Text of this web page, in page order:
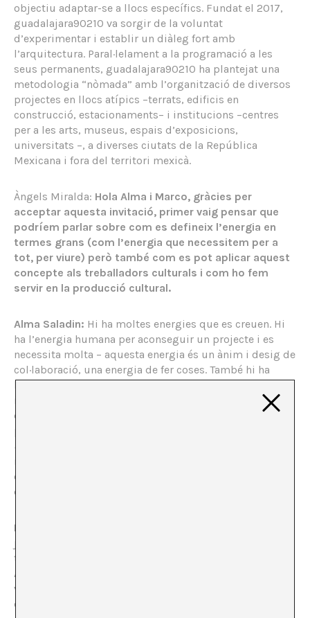
objectiu adaptar-se a llocs específics. Fundat el 2017,
guadalajara90210 va sorgir de la voluntat
d’experimentar i establir un diàleg fort amb
l’arquitectura. Paral·lelament a la programació a les
seus permanents, guadalajara90210 ha plantejat una
metodologia “nòmada” amb l’organització de diversos
projectes en llocs atípics –terrats, edificis en
construcció, estacionaments– i institucions –centres
per a les arts, museus, espais d’exposicions,
universitats –, a diverses ciutats de la República
Mexicana i fora del territori mexicà.
Àngels Miralda: Hola Alma i Marco, gràcies per
acceptar aquesta invitació, primer vaig pensar que
podríem parlar sobre com es defineix l’energia en
termes grans (com l’energia que necessitem per a
tot, per viure) però també com es pot aplicar aquest
concepte als treballadors culturals i com ho fem
servir en la producció cultural.
Alma Saladin: Hi ha moltes energies que es creuen. Hi
ha l’energia humana per aconseguir un projecte i es
necessita molta – aquesta energia és un ànim i desig de
col·laboració, una energia de fer coses. També hi ha
l’energia literal generada pel mateix món de l’art que
inclou transports, embalatge, o sempre pintar l’espai
de blanc. Després de vegades hi ha energia en obres,
per exemple, a l’expo de Rodrigo Sandoval
cielo más abajo
instal·lació està connectada al gas i això m’agrada molt,
en pensar com es pot fer una figura i utilitzar l’energia
dins d’un projecte.
Marco Rountree Cruz:
jo som els principals en aquest projecte, però al final,
tot és gràcies al fet que col·laborem amb tothom.
Aleshores, les exposicions que fem i tot en general, té a
veure amb una energia col·lectiva. És gràcies al treball
de tots, totes, totis – perquè nosaltres intentem guiar,